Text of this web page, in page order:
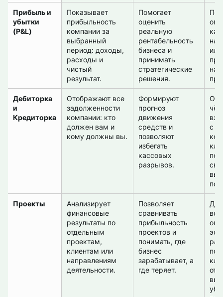
Прибыль и
убытки
(P&L)
Показывает
прибыльность
компании за
выбранный
период: доходы,
расходы и
чистый
результат.
Помогает
оценить
реальную
рентабельность
бизнеса и
принимать
стратегические
решения.
Дебиторка
и
Кредиторка
Отображают все
задолженности
компании: кто
должен вам и
кому должны вы.
Формируют
прогноз
движения
средств и
позволяют
избегать
кассовых
разрывов.
с
Проекты
Анализирует
финансовые
результаты по
отдельным
проектам,
клиентам или
направлениям
деятельности.
Позволяет
сравнивать
прибыльность
проектов и
понимать, где
бизнес
зарабатывает, а
где теряет.